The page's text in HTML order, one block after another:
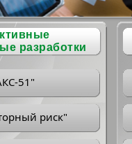
разработки
51"
риск"